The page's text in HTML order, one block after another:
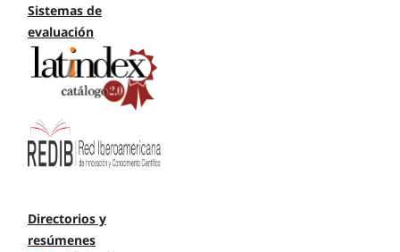
Sistemas de
evaluación
Directorios y
resúmenes